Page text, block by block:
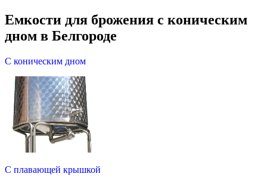
Емкости для брожения с коническим
дном в Белгороде
С коническим дном
С плавающей крышкой